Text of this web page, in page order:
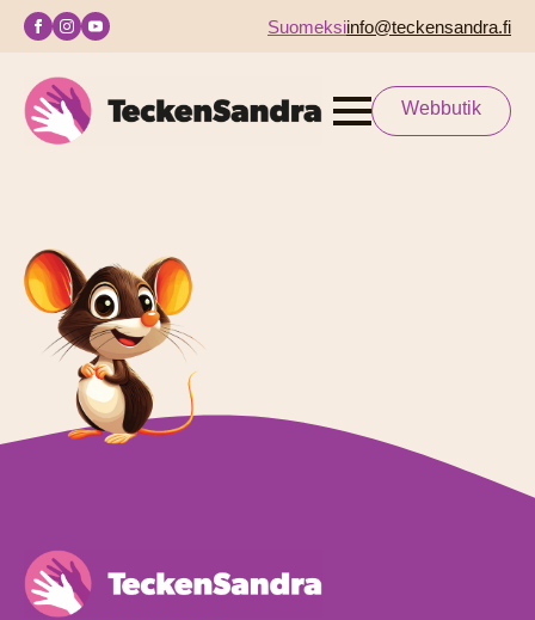
Suomeksiinfo@teckensandra.fi
Webbutik